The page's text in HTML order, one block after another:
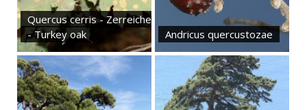
Quercus cerris - Zerreiche
- Turkey oak
Andricus quercustozae